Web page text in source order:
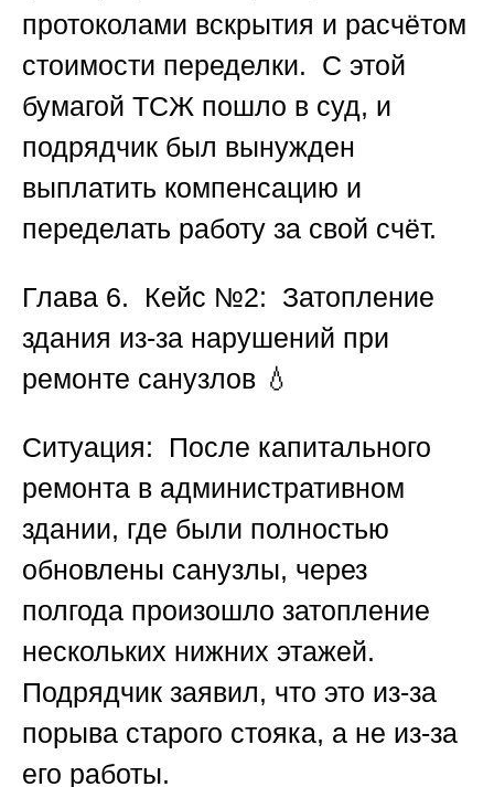
протоколами вскрытия и расчётом
стоимости переделки. С этой
бумагой ТСЖ пошло в суд, и
подрядчик был вынужден
выплатить компенсацию и
переделать работу за свой счёт.
Глава 6. Кейс №2: Затопление
здания из-за нарушений при
ремонте санузлов 💧
Ситуация: После капитального
ремонта в административном
здании, где были полностью
обновлены санузлы, через
полгода произошло затопление
нескольких нижних этажей.
Подрядчик заявил, что это из-за
порыва старого стояка, а не из-за
его работы.